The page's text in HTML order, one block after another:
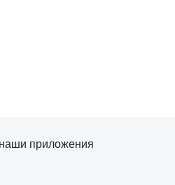
приложения